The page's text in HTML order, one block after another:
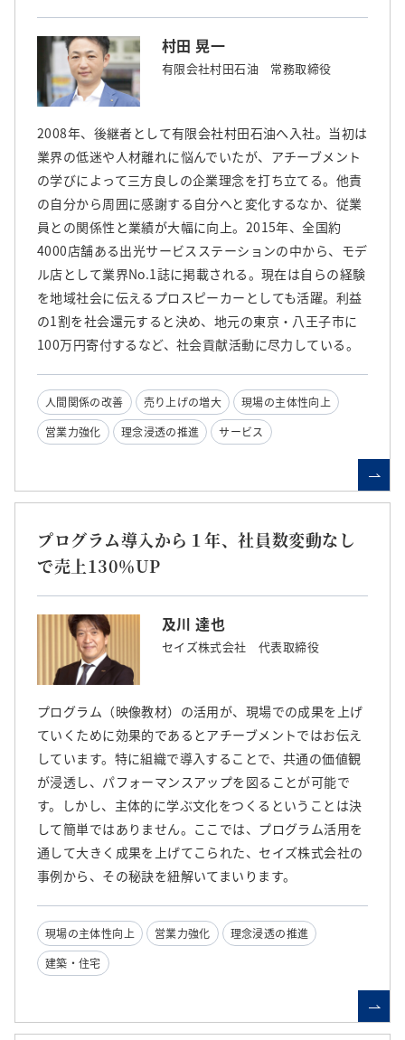
村田 晃一
有限会社村田石油 常務取締役
2008年、後継者として有限会社村田石油へ入社。当初は
業界の低迷や人材離れに悩んでいたが、アチーブメント
の学びによって三方良しの企業理念を打ち立てる。他責
の自分から周囲に感謝する自分へと変化するなか、従業
員との関係性と業績が大幅に向上。2015年、全国約
4000店舗ある出光サービスステーションの中から、モデ
ル店として業界No.1誌に掲載される。現在は自らの経験
を地域社会に伝えるプロスピーカーとしても活躍。利益
の1割を社会還元すると決め、地元の東京・八王子市に
100万円寄付するなど、社会貢献活動に尽力している。
人間関係の改善 売り上げの増大
現場の主体性向上
営業力強化
理念浸透の推進 サービス
プログラム導入から１年、社員数変動なし
で売上130％UP
及川 達也
セイズ株式会社 代表取締役
プログラム（映像教材）の活用が、現場での成果を上げ
ていくために効果的であるとアチーブメントではお伝え
しています。特に組織で導入することで、共通の価値観
が浸透し、パフォーマンスアップを図ることが可能で
す。しかし、主体的に学ぶ文化をつくるということは決
して簡単ではありません。ここでは、プログラム活用を
通して大きく成果を上げてこられた、セイズ株式会社の
事例から、その秘訣を紐解いてまいります。
現場の主体性向上 営業力強化
理念浸透の推進
建築・住宅